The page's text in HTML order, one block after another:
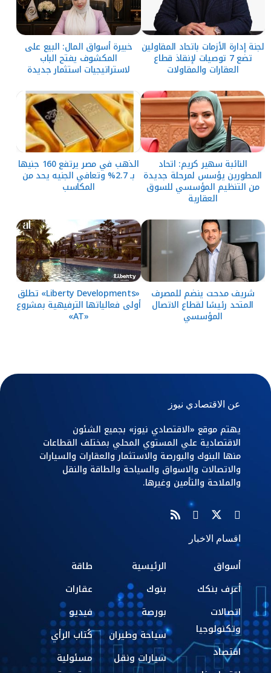
لجنة إدارة الأزمات باتحاد المقاولين
تضع 7 توصيات لإنقاذ قطاع
العقارات والمقاولات
خبيرة أسواق المال: البيع على
المكشوف يفتح الباب
لاستراتيجيات استثمار جديدة
النائبة سهير كريم: اتحاد
المطورين يؤسس لمرحلة جديدة
من التنظيم المؤسسي للسوق
العقارية
الذهب في مصر يرتفع 160 جنيها
بـ 2.7% وتعافي الجنيه يحد من
المكاسب
شريف مدحت ينضم للمصرف
المتحد رئيسًا لقطاع الاتصال
المؤسسي
«Liberty Developments» تطلق
أولى فعالياتها الترفيهية بمشروع
«AT»
عن الاقتصادي نيوز
يهتم موقع «الاقتصادي نيوز» بجميع الشئون
الاقتصادية علي المستوي المحلي بمختلف القطاعات
منها البنوك والبورصة والاستثمار والعقارات والسيارات
والاتصالات والاسواق والسياحة والطاقة والنقل
والملاحة والتأمين وغيرها.
اقسام الاخبار
أسواق
أعرف بنكك
اتصالات
وتكنولوجيا
اقتصاد
الرئيسية
بنوك
بورصة
سياحة وطيران
سيارات ونقل
طاقة
عقارات
فيديو
كُتاب الرأي
مسئولية